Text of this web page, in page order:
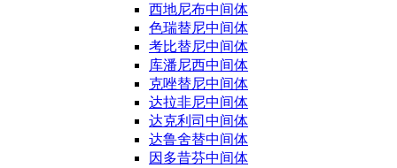
西地尼布中间体
色瑞替尼中间体
考比替尼中间体
库潘尼西中间体
克唑替尼中间体
达拉非尼中间体
达克利司中间体
达鲁舍替中间体
因多昔芬中间体